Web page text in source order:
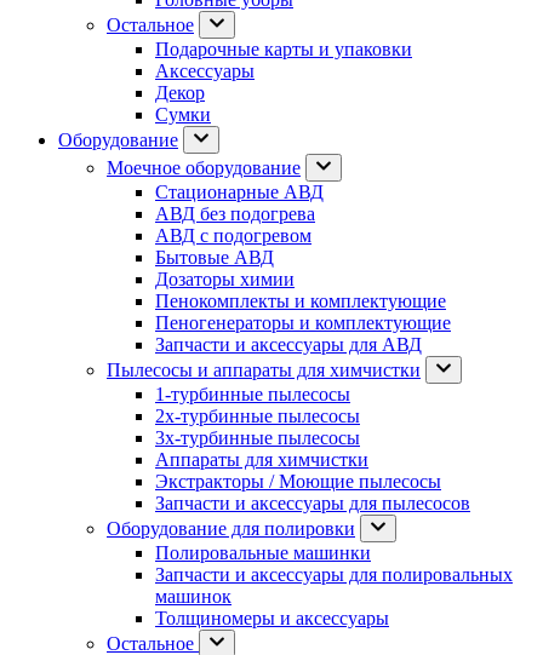
Остальное
Подарочные карты и упаковки
Аксессуары
Декор
Сумки
Оборудование
Моечное оборудование
Стационарные АВД
АВД без подогрева
АВД с подогревом
Бытовые АВД
Дозаторы химии
Пенокомплекты и комплектующие
Пеногенераторы и комплектующие
Запчасти и аксессуары для АВД
Пылесосы и аппараты для химчистки
1-турбинные пылесосы
2х-турбинные пылесосы
3х-турбинные пылесосы
Аппараты для химчистки
Экстракторы / Моющие пылесосы
Запчасти и аксессуары для пылесосов
Оборудование для полировки
Полировальные машинки
Запчасти и аксессуары для полировальных
машинок
Толщиномеры и аксессуары
Остальное